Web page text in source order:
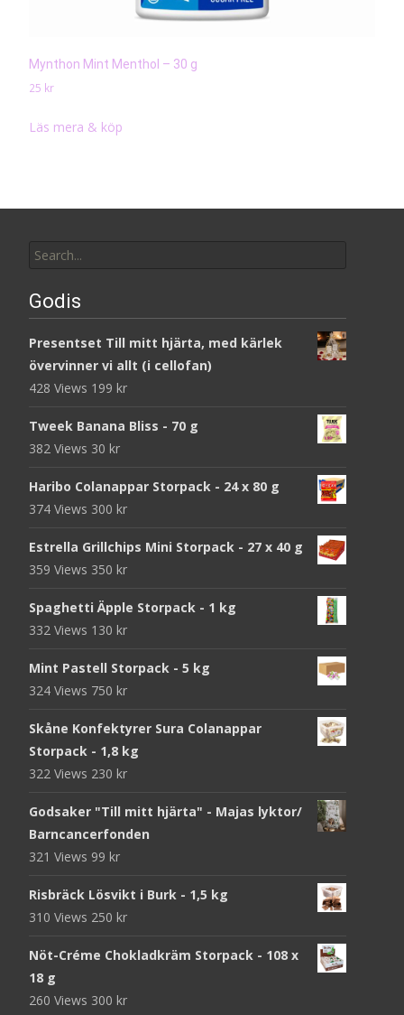
Mynthon Mint Menthol – 30 g
25 kr
Läs mera & köp
for:
Godis
Presentset Till mitt hjärta, med kärlek
övervinner vi allt (i cellofan)
428 Views 199 kr
Tweek Banana Bliss - 70 g
382 Views 30 kr
Haribo Colanappar Storpack - 24 x 80 g
374 Views 300 kr
Estrella Grillchips Mini Storpack - 27 x 40 g
359 Views 350 kr
Spaghetti Äpple Storpack - 1 kg
332 Views 130 kr
Mint Pastell Storpack - 5 kg
324 Views 750 kr
Skåne Konfektyrer Sura Colanappar
Storpack - 1,8 kg
322 Views 230 kr
Godsaker "Till mitt hjärta" - Majas lyktor/
Barncancerfonden
321 Views 99 kr
Risbräck Lösvikt i Burk - 1,5 kg
310 Views 250 kr
Nöt-Créme Chokladkräm Storpack - 108 x
18 g
260 Views 300 kr